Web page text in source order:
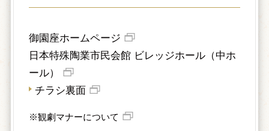
御園座ホームページ
日本特殊陶業市民会館 ビレッジホール（中ホ
ール）
チラシ裏面
※観劇マナーについて